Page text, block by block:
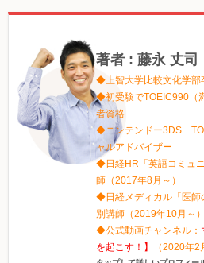
著者 : 藤永 丈司
◆上智大学比較文化学部
◆初受験でTOEIC990（
者資格
◆ニンテンドー3DS
ャルアドバイザー
◆日経HR「英語コミュ
師（2017年8月～）
◆日経メディカル「医師
別講師（2019年10月～）
◆公式動画チャンネル：
を起こす！】
（2020年2